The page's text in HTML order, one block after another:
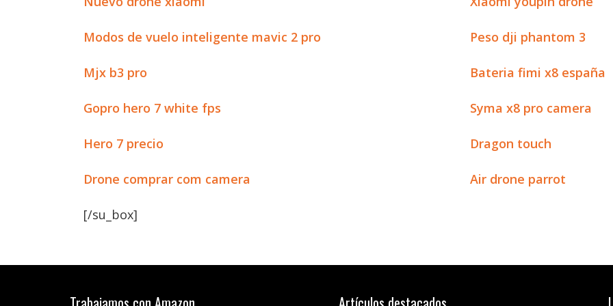
Modos de vuelo inteligente mavic 2 pro Peso dji phantom 3
Mjx b3 pro Bateria fimi x8 españa
Gopro hero 7 white fps Syma x8 pro camera
Hero 7 precio Dragon touch
Drone comprar com camera Air drone parrot
[/su_box]